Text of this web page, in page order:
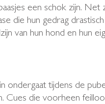
een schok zijn. Net
die hun gedrag
van hun hond en hun
ondergaat tijdens de
Cues die voorheen